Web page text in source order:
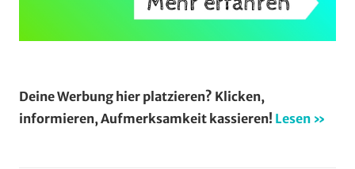
Deine Werbung hier platzieren? Klicken,
informieren, Aufmerksamkeit kassieren! Lesen »